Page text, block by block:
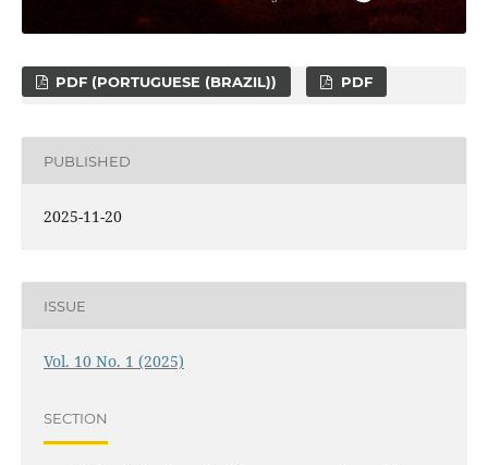
PDF (PORTUGUESE (BRAZIL)) PDF
PUBLISHED
2025-11-20
ISSUE
Vol. 10 No. 1 (2025)
SECTION